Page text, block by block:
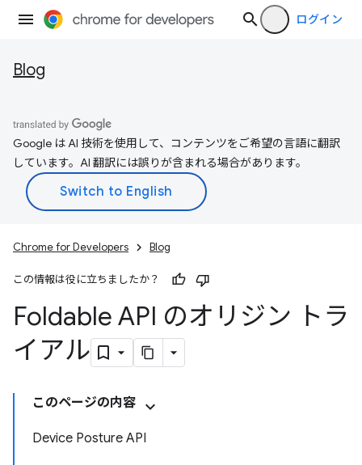
ログイン
Blog
Google は AI 技術を使用して、コンテンツをご希望の言語に翻訳
しています。AI 翻訳には誤りが含まれる場合があります。
Chrome for Developers Blog
この情報は役に立ちましたか？
Foldable API のオリジン トラ
イアル
このページの内容
Device Posture API